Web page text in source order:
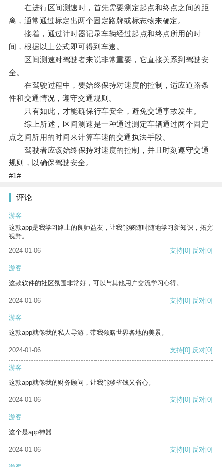
在进行区间测速时，首先需要测定起点和终点之间的距
离，通常通过标定出两个固定路牌或标志物来确定。
接着，通过计时器记录车辆经过起点和终点所用的时
间，根据以上公式即可得到车速。
区间测速对驾驶者来说非常重要，它直接关系到驾驶安
全。
在驾驶过程中，要始终保持对速度的控制，适应道路条
件和交通情况，遵守交通规则。
只有如此，才能确保行车安全，避免交通事故发生。
综上所述，区间测速是一种通过测定车辆通过两个固定
点之间所用的时间来计算车速的交通执法手段。
驾驶者应该始终保持对速度的控制，并且时刻遵守交通
规则，以确保驾驶安全。
#1#
评论
游客
这款app是我学习路上的良师益友，让我能够随时随地学习新知识，拓宽
视野。
2024-01-06
支持[0] 反对[0]
游客
这款软件的社区氛围非常好，可以与其他用户交流学习心得。
2024-01-06 支持[0] 反对[0]
游客
这款app就像我的私人导游，带我领略世界各地的美景。
2024-01-06 支持[0] 反对[0]
游客
这款app就像我的财务顾问，让我能够省钱又省心。
2024-01-06 支持[0] 反对[0]
游客
这个是app神器
2024-01-06 支持[0] 反对[0]